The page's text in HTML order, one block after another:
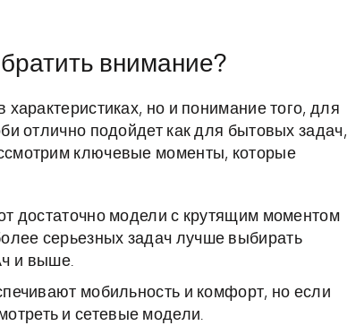
внимание?
но и понимание того, для
отлично подойдет как для бытовых задач,
ключевые моменты, которые
достаточно модели с крутящим моментом
серьезных задач лучше выбирать
и выше.
мобильность и комфорт, но если
и сетевые модели.